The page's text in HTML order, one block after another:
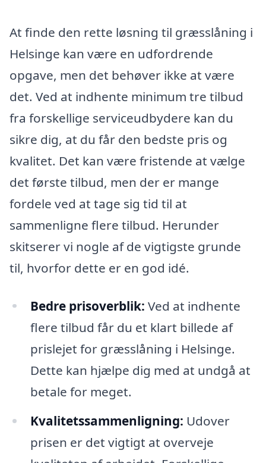
At finde den rette løsning til græsslåning i
Helsinge kan være en udfordrende
opgave, men det behøver ikke at være
det. Ved at indhente minimum tre tilbud
fra forskellige serviceudbydere kan du
sikre dig, at du får den bedste pris og
kvalitet. Det kan være fristende at vælge
det første tilbud, men der er mange
fordele ved at tage sig tid til at
sammenligne flere tilbud. Herunder
skitserer vi nogle af de vigtigste grunde
til, hvorfor dette er en god idé.
Bedre prisoverblik: Ved at indhente
flere tilbud får du et klart billede af
prislejet for græsslåning i Helsinge.
Dette kan hjælpe dig med at undgå at
betale for meget.
Kvalitetssammenligning: Udover
prisen er det vigtigt at overveje